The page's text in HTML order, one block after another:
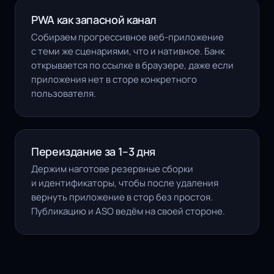
PWA как запасной канал
Собираем прогрессивное веб-приложение
с теми же сценариями, что и нативное. Банк
открывается по ссылке в браузере, даже если
приложения нет в сторе конкретного
пользователя.
Переиздание за 1–3 дня
Держим наготове резервные сборки
и идентификаторы, чтобы после удаления
вернуть приложение в стор без простоя.
Публикацию и ASOведём на своей стороне.